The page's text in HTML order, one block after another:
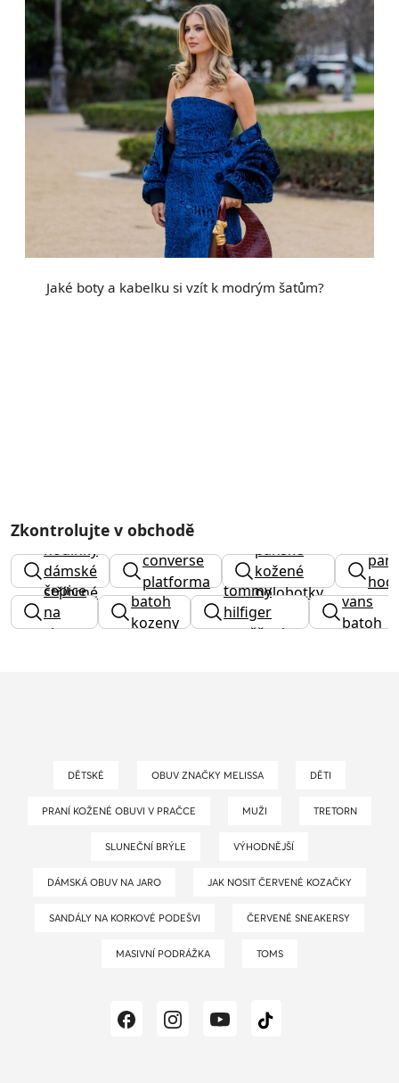
Jaké boty a kabelku si vzít k modrým šatům?
Zkontrolujte v obchodě
hodinky
dámské
stříbrné
converse
platforma
pánské
kožené
polobotky
čepice
na
zimu
batoh
kozeny
tommy
hilfiger
peněženka
vans
batoh
DĚTSKÉ OBUV ZNAČKY MELISSA DĚTI
PRANÍ KOŽENÉ OBUVI V PRAČCE MUŽI TRETORN
SLUNEČNÍ BRÝLE VÝHODNĚJŠÍ
DÁMSKÁ OBUV NA JARO JAK NOSIT ČERVENÉ KOZAČKY
SANDÁLY NA KORKOVÉ PODEŠVI ČERVENÉ SNEAKERSY
MASIVNÍ PODRÁŽKA TOMS